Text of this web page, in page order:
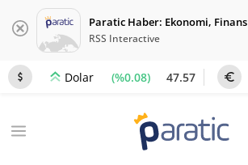
Paratic Haber: Ekonomi, Finans
RSS Interactive
Dolar (%0.08) 47.57